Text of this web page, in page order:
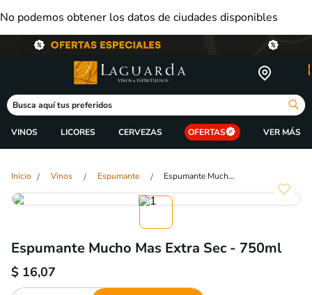
No podemos obtener los datos de ciudades disponibles
Busca aquí tus preferidos
VINOS LICORES CERVEZAS OFERTAS
Vinos Espumante Espumante Mucho Mas Extra Sec - 750ml
Espumante Mucho Mas Extra Sec - 750ml
$ 16,07